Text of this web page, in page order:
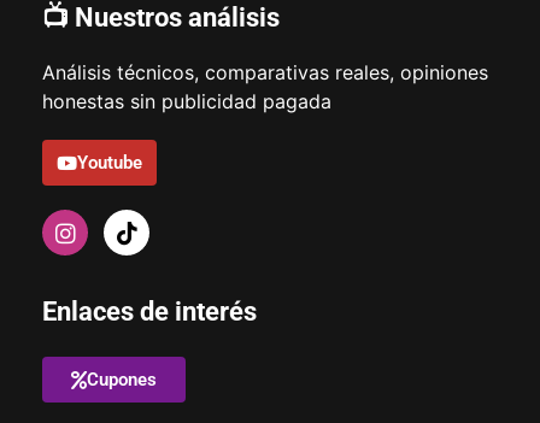
📺 Nuestros análisis
Análisis técnicos, comparativas reales, opiniones
honestas sin publicidad pagada
Youtube
Enlaces de interés
Cupones